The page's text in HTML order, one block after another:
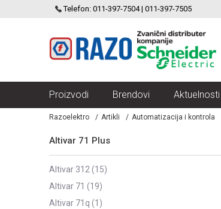
Telefon: 011-397-7504 | 011-397-7505
ELECTRIC VELIKI IZBOR MODULARNIH
Proizvodi Brendovi Aktuelnosti
Razoelektro Artikli Automatizacija i kontrola
Altivar 71 Plus
altivar 312 (15)
altivar 71 (19)
altivar 71q (1)